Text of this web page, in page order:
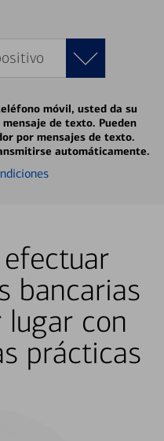
móvil, usted da su
de texto. Pueden
por mensajes de texto.
automáticamente.
bancarias
lugar con
prácticas